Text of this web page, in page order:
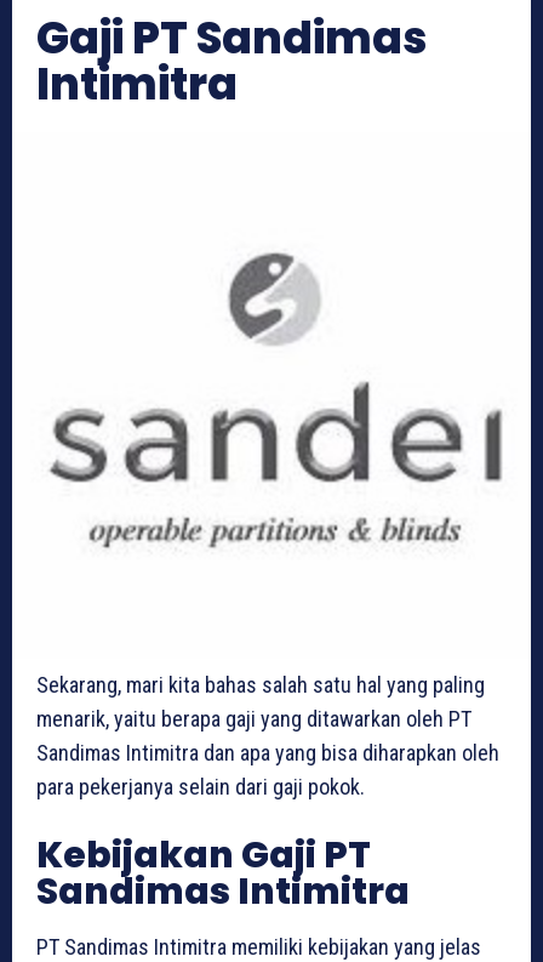
Gaji PT Sandimas
Intimitra
Sekarang, mari kita bahas salah satu hal yang paling
menarik, yaitu berapa gaji yang ditawarkan oleh PT
Sandimas Intimitra dan apa yang bisa diharapkan oleh
para pekerjanya selain dari gaji pokok.
Kebijakan Gaji PT
Sandimas Intimitra
PT Sandimas Intimitra memiliki kebijakan yang jelas